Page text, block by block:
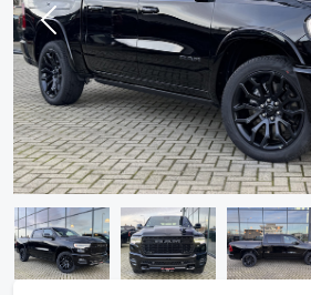
Previous